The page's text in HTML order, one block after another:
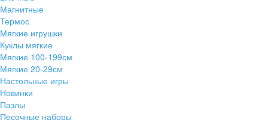
Магнитные
Термос
Мягкие игрушки
Куклы мягкие
Мягкие 100-199см
Мягкие 20-29см
Настольные игры
Новинки
Пазлы
Песочные наборы